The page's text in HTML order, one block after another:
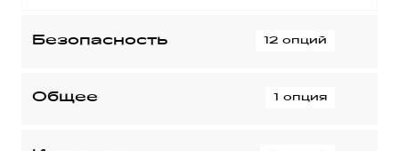
Безопасность 12 опций
ABS
Общее 1 опция